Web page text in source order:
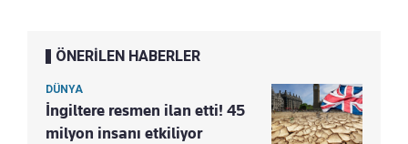
ÖNERİLEN HABERLER
DÜNYA
İngiltere resmen ilan etti! 45
milyon insanı etkiliyor